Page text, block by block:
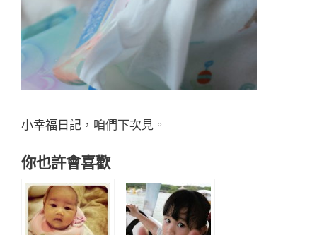
小幸福日記，咱們下次見。
你也許會喜歡